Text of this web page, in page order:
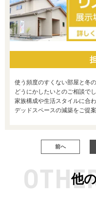
使う頻度のすくない部屋と冬
どうにかしたいとのご相談でし
家族構成や生活スタイルに合
デッドスペースの減築をご提案
前へ
他